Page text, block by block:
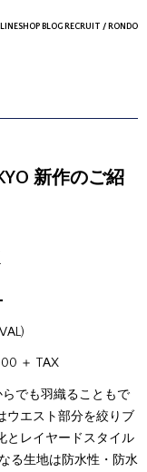
BLOG RECRUIT / RONDO
新作のご紹
＋ TAX
らでも羽織ることもで
ウエスト部分を絞りブ
とレイヤードスタイル
る生地は防水性・防水